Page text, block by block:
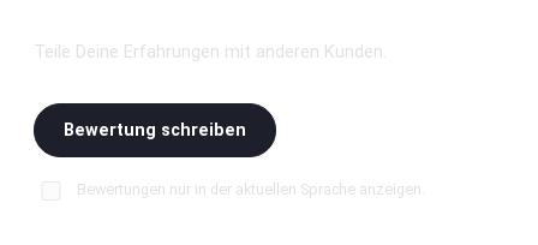
Teile Deine Erfahrungen mit anderen Kunden.
Bewertung schreiben
Bewertungen nur in der aktuellen Sprache anzeigen.